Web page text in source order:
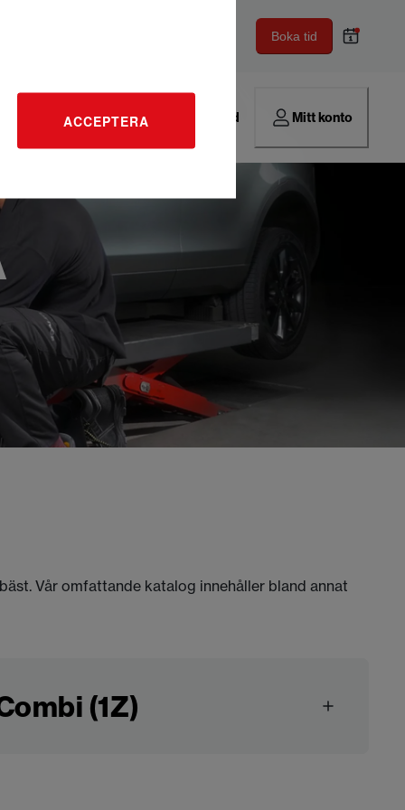
ACCEPTERA
Boka tid
Hitta verkstad Mitt konto
Vår omfattande katalog innehåller bland annat
(1Z)